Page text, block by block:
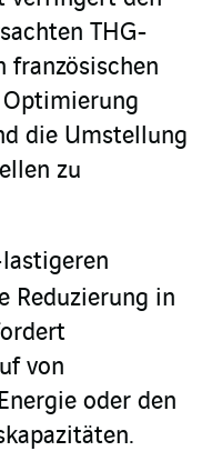
THG-
französischen
die Umstellung
zu
Reduzierung in
von
oder den